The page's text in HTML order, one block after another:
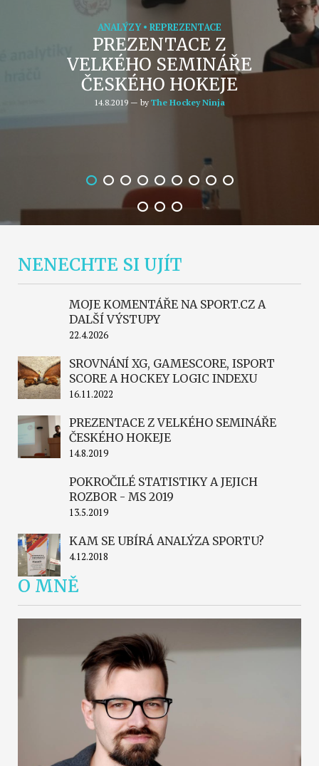
ANALÝZY REPREZENTACE
PREZENTACE Z
VELKÉHO SEMINÁŘE
ČESKÉHO HOKEJE
14.8.2019 — by The Hockey Ninja
NENECHTE SI UJÍT
MOJE KOMENTÁŘE NA SPORT.CZ A
DALŠÍ VÝSTUPY
22.4.2026
SROVNÁNÍ XG, GAMESCORE, ISPORT
SCORE A HOCKEY LOGIC INDEXU
16.11.2022
PREZENTACE Z VELKÉHO SEMINÁŘE
ČESKÉHO HOKEJE
14.8.2019
POKROČILÉ STATISTIKY A JEJICH
ROZBOR - MS 2019
13.5.2019
KAM SE UBÍRÁ ANALÝZA SPORTU?
4.12.2018
O MNĚ